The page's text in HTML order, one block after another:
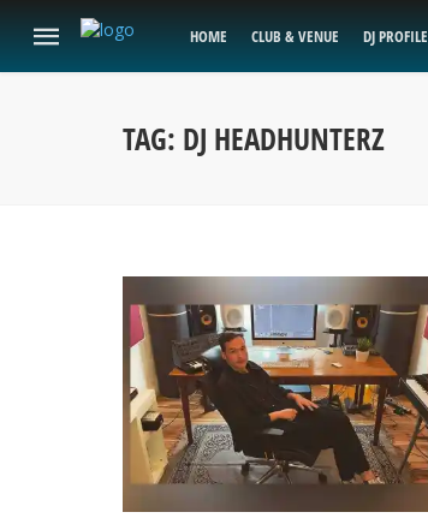
HOME CLUB & VENUE DJ PROFILE
TAG: DJ HEADHUNTERZ